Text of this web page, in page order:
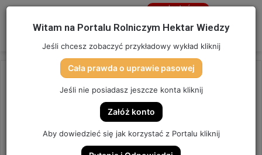
Menu
Jesteś
Strona główna/OSTATNIO DODANE
JAK ORAC PO KUKURYDZY? |
Witam na Portalu Rolniczym Hektar Wiedzy
Jeśli chcesz zobaczyć przykładowy wykład kliknij
Cała prawda o uprawie pasowej
Jeśli nie posiadasz jeszcze konta kliknij
Załóż konto
Aby dowiedzieć się jak korzystać z Portalu kliknij